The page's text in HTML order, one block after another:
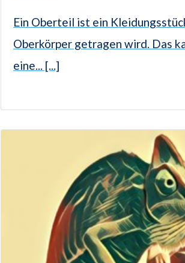
Ein Oberteil ist ein
Oberkörper getragen wird. Das
eine... [...]